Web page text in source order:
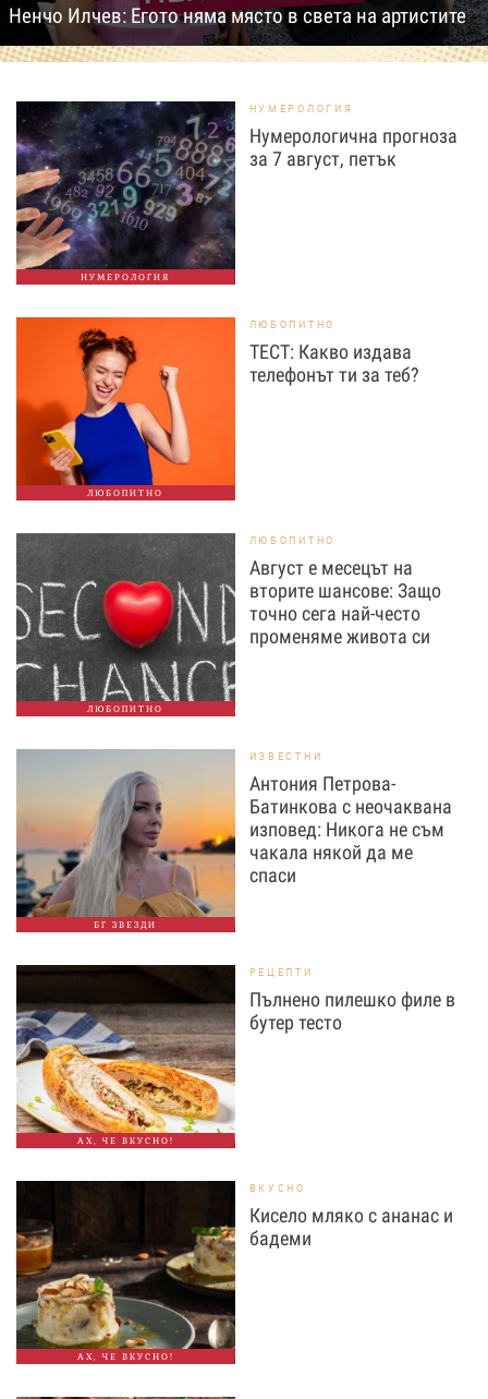
Ненчо Илчев: Егото няма място в света на артистите
НУМЕРОЛОГИЯ
НУМЕРОЛОГИЯ
Нумерологична прогноза
за 7 август, петък
ЛЮБОПИТНО
ЛЮБОПИТНО
ТЕСТ: Какво издава
телефонът ти за теб?
ЛЮБОПИТНО
ЛЮБОПИТНО
Август е месецът на
вторите шансове: Защо
точно сега най-често
променяме живота си
БГ ЗВЕЗДИ
ИЗВЕСТНИ
Антония Петрова-
Батинкова с неочаквана
изповед: Никога не съм
чакала някой да ме
спаси
АХ, ЧЕ ВКУСНО!
РЕЦЕПТИ
Пълнено пилешко филе в
бутер тесто
АХ, ЧЕ ВКУСНО!
ВКУСНО
Кисело мляко с ананас и
бадеми